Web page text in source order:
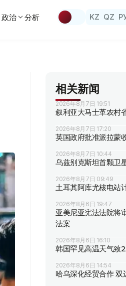
政治 分析 KZ QZ
相关新闻
2026年8月7日 19:51
叙利亚大马士革农村
2026年8月7日 17:20
英国政府批准派拉蒙
2026年8月7日 10:44
乌兹别克斯坦首颗卫
2026年8月7日 09:49
土耳其阿库尤核电站
2026年8月6日 19:47
亚美尼亚宪法法院将
法案
2026年8月6日 16:10
韩国罕见高温天气致
2026年8月6日 14:54
哈乌深化经贸合作 双